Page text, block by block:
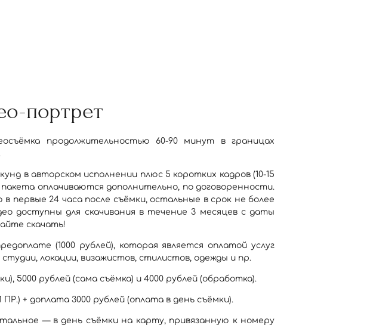
портрет
продолжительностью 60-90 минут в границах
в авторском исполнении плюс 5 коротких кадров (10-15
оплачиваются дополнительно, по договоренности.
первые 24 часа после съёмки, остальные в срок не более
доступны для скачивания в течение 3 месяцев с даты
скачать!
(1000 рублей), которая является оплатой услуг
локации, визажистов, стилистов, одежды и пр.
5000 рублей (сама съёмка) и 4000 рублей (обработка).
доплата 3000 рублей (оплата в день съёмки).
— в день съёмки на карту, привязанную к номеру